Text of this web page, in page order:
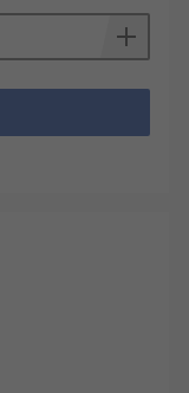
med
II, CAT